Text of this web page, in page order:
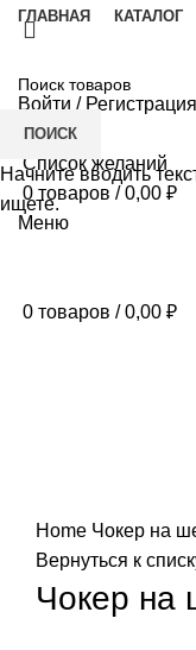
ГЛАВНАЯ КАТАЛОГ
Войти / Регистрация
Список желаний
0 товаров / 0,00 ₽
Меню
0 товаров / 0,00 ₽
Home Чокер на
Вернуться к
Чокер на
ПОИСК
Начните вводить
ищете.